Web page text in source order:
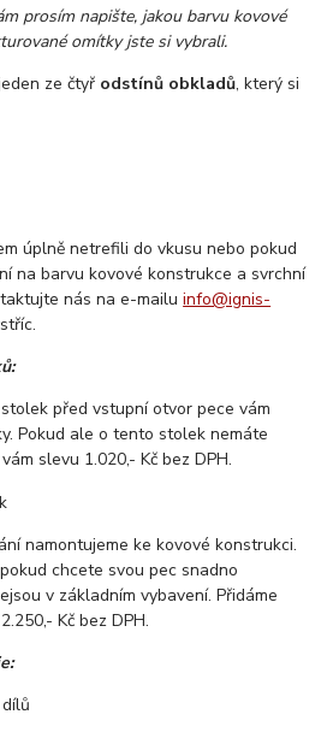
prosím napište, jakou barvu kovové
omítky jste si vybrali.
ze čtyř odstínů obkladů, který si
úplně netrefili do vkusu nebo pokud
na barvu kovové konstrukce a svrchní
nás na e-mailuinfo@ignis-
stolek před vstupní otvor pece vám
Pokud ale o tento stolek nemáte
slevu 1.020,- Kč bez DPH.
namontujeme ke kovové konstrukci.
chcete svou pec snadno
v základním vybavení. Přidáme
Kč bez DPH.